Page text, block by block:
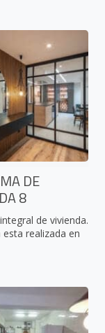
DE
8
de vivienda.
esta realizada en